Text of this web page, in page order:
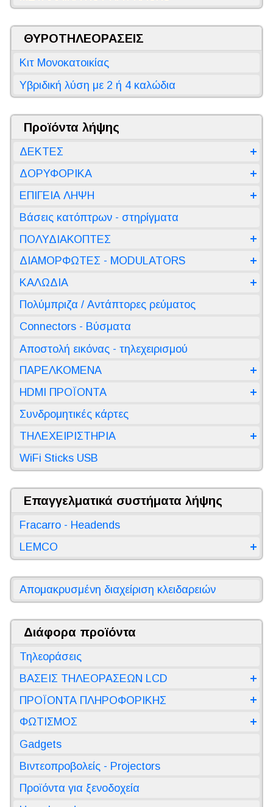
ΘΥΡΟΤΗΛΕΟΡΑΣΕΙΣ
Κιτ Μονοκατοικίας
Υβριδική λύση με 2 ή 4 καλώδια
Προϊόντα λήψης
ΔΕΚΤΕΣ
ΔΟΡΥΦΟΡΙΚΑ
ΕΠΙΓΕΙΑ ΛΗΨΗ
Βάσεις κατόπτρων - στηρίγματα
ΠΟΛΥΔΙΑΚΟΠΤΕΣ
ΔΙΑΜΟΡΦΩΤΕΣ - MODULATORS
ΚΑΛΩΔΙΑ
Πολύμπριζα / Αντάπτορες ρεύματος
Connectors - Βύσματα
Αποστολή εικόνας - τηλεχειρισμού
ΠΑΡΕΛΚΟΜΕΝΑ
HDMI ΠΡΟΪΟΝΤΑ
Συνδρομητικές κάρτες
ΤΗΛΕΧΕΙΡΙΣΤΗΡΙΑ
WiFi Sticks USB
Επαγγελματικά συστήματα λήψης
Fracarro - Headends
LEMCO
Απομακρυσμένη διαχείριση κλειδαρειών
Διάφορα προϊόντα
Τηλεοράσεις
ΒΑΣΕΙΣ ΤΗΛΕΟΡΑΣΕΩΝ LCD
ΠΡΟΪΟΝΤΑ ΠΛΗΡΟΦΟΡΙΚΗΣ
ΦΩΤΙΣΜΟΣ
Gadgets
Βιντεοπροβολείς - Projectors
Προϊόντα για ξενοδοχεία